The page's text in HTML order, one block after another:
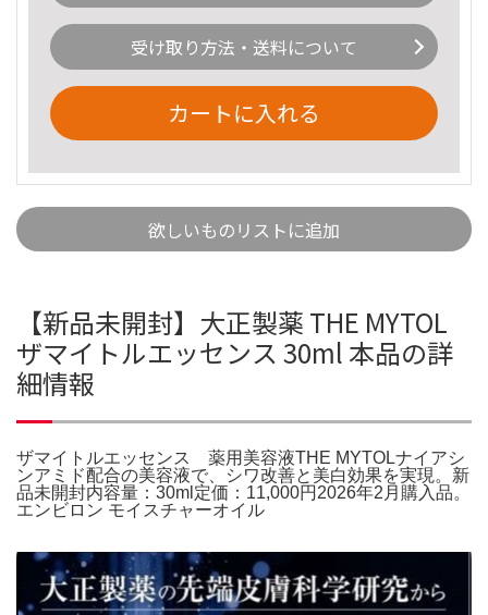
受け取り方法・送料について
カートに入れる
欲しいものリストに追加
【新品未開封】大正製薬 THE MYTOL
ザマイトルエッセンス 30ml 本品の詳
細情報
ザマイトルエッセンス 薬用美容液THE MYTOLナイアシ
ンアミド配合の美容液で、シワ改善と美白効果を実現。新
品未開封内容量：30ml定価：11,000円2026年2月購入品。
エンビロン モイスチャーオイル